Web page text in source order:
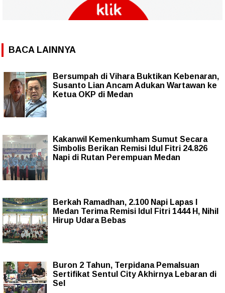
BACA LAINNYA
Bersumpah di Vihara Buktikan Kebenaran,
Susanto Lian Ancam Adukan Wartawan ke
Ketua OKP di Medan
Kakanwil Kemenkumham Sumut Secara
Simbolis Berikan Remisi Idul Fitri 24.826
Napi di Rutan Perempuan Medan
Berkah Ramadhan, 2.100 Napi Lapas I
Medan Terima Remisi Idul Fitri 1444 H, Nihil
Hirup Udara Bebas
Buron 2 Tahun, Terpidana Pemalsuan
Sertifikat Sentul City Akhirnya Lebaran di
Sel